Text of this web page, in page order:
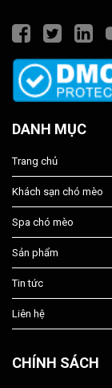
DANH MỤC
Trang chủ
Khách sạn chó mèo
Spa chó mèo
Sản phẩm
Tin tức
Liên hệ
CHÍNH SÁCH